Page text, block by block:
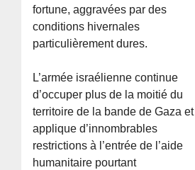
fortune, aggravées par des
conditions hivernales
particulièrement dures.
L’armée israélienne continue
d’occuper plus de la moitié du
territoire de la bande de Gaza et
applique d’innombrables
restrictions à l’entrée de l’aide
humanitaire pourtant